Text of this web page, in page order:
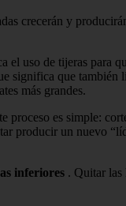
crecerán y
uso de tijeras para
significa que
más grandes.
proceso es simple:
producir un nuevo
inferiores . Quitar las